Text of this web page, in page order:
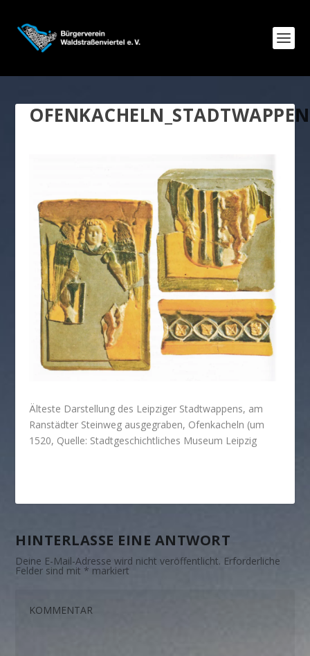
Älteste Darstellung des Leipziger Stadtwappens, am
Ranstädter Steinweg ausgegraben, Ofenkacheln (um
1520, Quelle: Stadtgeschichtliches Museum Leipzig
HINTERLASSE EINE ANTWORT
Deine E-Mail-Adresse wird nicht veröffentlicht. Erforderliche
Felder sind mit * markiert